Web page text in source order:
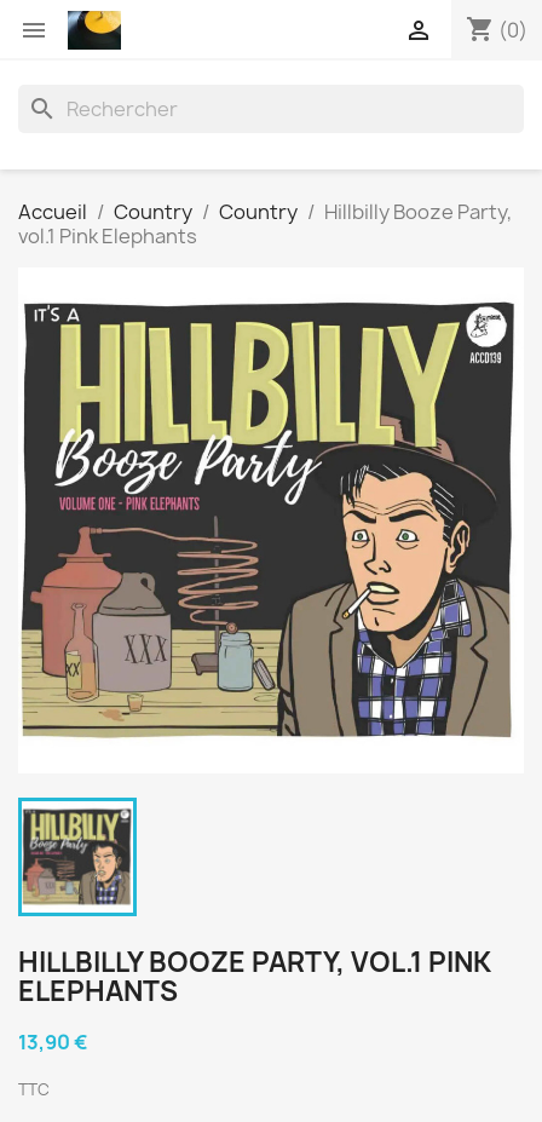
 shopping_cart (0)

search
Accueil Country Country
Hillbilly Booze Party,
vol.1 Pink Elephants
HILLBILLY BOOZE PARTY, VOL.1 PINK
ELEPHANTS
13,90 €
TTC